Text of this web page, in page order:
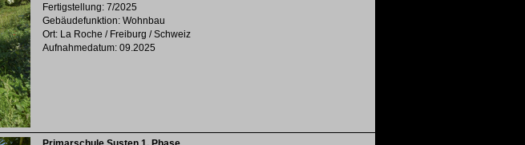
Fertigstellung: 7/2025
Gebäudefunktion: Wohnbau
Ort: La Roche / Freiburg / Schweiz
Aufnahmedatum: 09.2025